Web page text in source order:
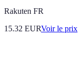
Rakuten FR
15.32 EURVoir le prix